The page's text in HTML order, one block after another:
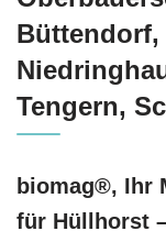
Büttendorf,
Tengern,
biomag®, Ihr
für Hüllhorst